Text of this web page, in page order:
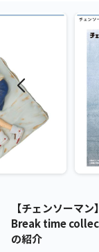
【チェンソーマ
Break time
の紹介